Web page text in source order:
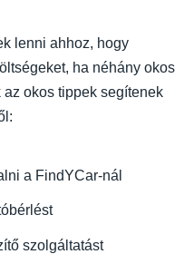
lenni ahhoz, hogy
ha néhány okos
okos tippek segítenek
a FindYCar-nál
szolgáltatást